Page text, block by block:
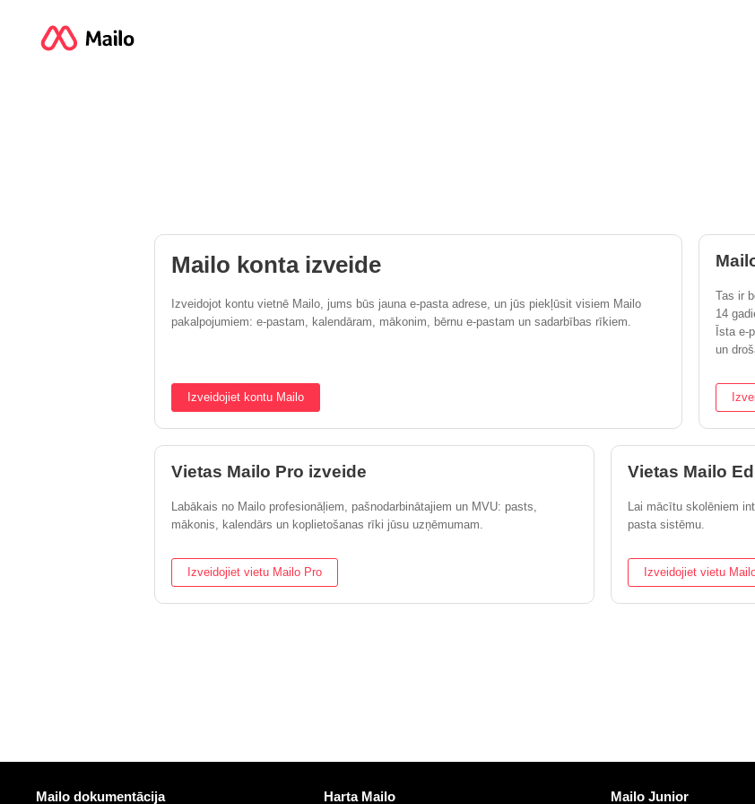
Mailo konta izveide
Izveidojot kontu vietnē Mailo, jums būs jauna e-pasta adrese, un jūs piekļūsit visiem Mailo
pakalpojumiem: e-pastam, kalendāram, mākonim, bērnu e-pastam un sadarbības rīkiem.
Izveidojiet kontu Mailo
Tas ir
14
Īsta e-
un
Vietas Mailo Pro izveide
Labākais no Mailo profesionāļiem, pašnodarbinātajiem un MVU: pasts,
mākonis, kalendārs un koplietošanas rīki jūsu uzņēmumam.
Izveidojiet vietu Mailo Pro
Vietas Mailo
Lai mācītu skolēniem
pasta sistēmu.
Izveidojiet vietu
Vairāk informācijas
Mailo dokumentācija Noderīgas saites
Harta Mailo Atklāt Mailo
Mailo Junior